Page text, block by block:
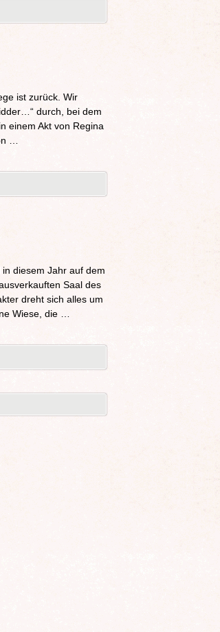
ist zurück. Wir
durch, bei dem
einem Akt von Regina
…
in diesem Jahr auf dem
Saal des
dreht sich alles um
Wiese, die …